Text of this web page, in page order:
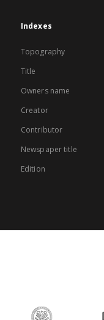
Indexes
Topography
Title
Owners name
Creator
Contributor
Newspaper title
Edition